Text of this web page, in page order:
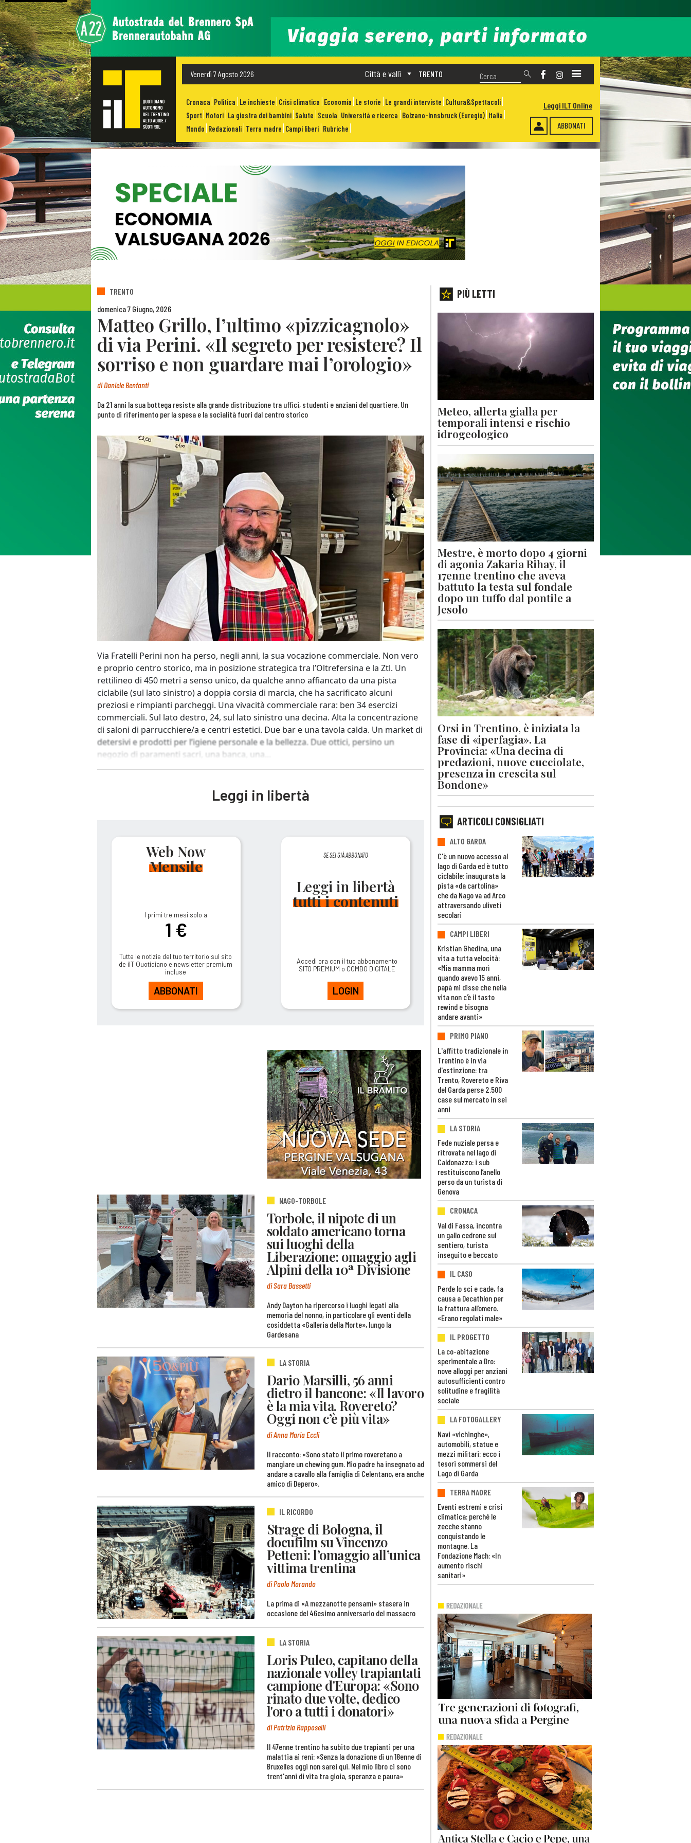
Venerdì 7 Agosto 2026 TRENTO
Città e valli
Cronaca Politica Le inchieste Crisi climatica Economia Le storie Le grandi interviste Cultura&Spettacoli
Sport Motori La giostra dei bambini Salute Scuola Università e ricerca Bolzano-Innsbruck (Euregio) Italia
Mondo Redazionali Terra madre Campi liberi Rubriche ABBONATI
Leggi ILT Online
TRENTO
domenica 7 Giugno, 2026
Matteo Grillo, l’ultimo «pizzicagnolo»
di via Perini. «Il segreto per resistere? Il
sorriso e non guardare mai l’orologio»
diDaniele Benfanti
Da 21 anni la sua bottega resiste alla grande distribuzione tra uffici, studenti e anziani del quartiere. Un
punto di riferimento per la spesa e la socialità fuori dal centro storico
Via Fratelli Perini non ha perso, negli anni, la sua vocazione commerciale. Non vero
e proprio centro storico, ma in posizione strategica tra l’Oltrefersina e la Ztl. Un
rettilineo di 450 metri a senso unico, da qualche anno affiancato da una pista
ciclabile (sul lato sinistro) a doppia corsia di marcia, che ha sacrificato alcuni
preziosi e rimpianti parcheggi. Una vivacità commerciale rara: ben 34 esercizi
commerciali. Sul lato destro, 24, sul lato sinistro una decina. Alta la concentrazione
di saloni di parrucchiere/a e centri estetici. Due bar e una tavola calda. Un market di
detersivi e prodotti per l’igiene personale e la bellezza. Due ottici, persino un
negozio di paramenti sacri, una banca, una...
Leggi in libertà
Web Now
Mensile
I primi tre mesi solo a
1 €
Tutte le notizie del tuo territorio sul sito
de ilT Quotidiano e newsletter premium
incluse
ABBONATI
SE SEI GIÀ ABBONATO
Leggi in libertà
tutti i contenuti
Accedi ora con il tuo abbonamento
SITO PREMIUM o COMBO DIGITALE
LOGIN
NAGO-TORBOLE
Torbole, il nipote di un
soldato americano torna
sui luoghi della
Liberazione: omaggio agli
Alpini della 10ª Divisione
di Sara Bassetti
Andy Dayton ha ripercorso i luoghi legati alla
memoria del nonno, in particolare gli eventi della
cosiddetta «Galleria della Morte», lungo la
Gardesana
LA STORIA
Dario Marsilli, 56 anni
dietro il bancone: «Il lavoro
è la mia vita. Rovereto?
Oggi non c’è più vita»
di Anna Maria Eccli
Il racconto: «Sono stato il primo roveretano a
mangiare un chewing gum. Mio padre ha insegnato ad
andare a cavallo alla famiglia di Celentano, era anche
amico di Depero».
IL RICORDO
Strage di Bologna, il
docufilm su Vincenzo
Petteni: l’omaggio all’unica
vittima trentina
di Paolo Morando
La prima di «A mezzanotte pensami» stasera in
occasione del 46esimo anniversario del massacro
LA STORIA
Loris Puleo, capitano della
nazionale volley trapiantati
campione d'Europa: «Sono
rinato due volte, dedico
l'oro a tutti i donatori»
di Patrizia Rapposelli
Il 47enne trentino ha subito due trapianti per una
malattia ai reni: «Senza la donazione di un 18enne di
Bruxelles oggi non sarei qui. Nel mio libro ci sono
trent'anni di vita tra gioia, speranza e paura»
PIÙ LETTI
Meteo, allerta gialla per
temporali intensi e rischio
idrogeologico
Mestre, è morto dopo 4 giorni
di agonia Zakaria Rihay, il
17enne trentino che aveva
battuto la testa sul fondale
dopo un tuffo dal pontile a
Jesolo
Orsi in Trentino, è iniziata la
fase di «iperfagia». La
Provincia: «Una decina di
predazioni, nuove cucciolate,
presenza in crescita sul
Bondone»
ARTICOLI CONSIGLIATI
ALTO GARDA
C'è un nuovo accesso al
lago di Garda ed è tutto
ciclabile: inaugurata la
pista «da cartolina»
che da Nago va ad Arco
attraversando uliveti
secolari
CAMPI LIBERI
Kristian Ghedina, una
vita a tutta velocità:
«Mia mamma morì
quando avevo 15 anni,
papà mi disse che nella
vita non c’è il tasto
rewind e bisogna
andare avanti»
PRIMO PIANO
L'affitto tradizionale in
Trentino è in via
d'estinzione: tra
Trento, Rovereto e Riva
del Garda perse 2.500
case sul mercato in sei
anni
LA STORIA
Fede nuziale persa e
ritrovata nel lago di
Caldonazzo: i sub
restituiscono l’anello
perso da un turista di
Genova
CRONACA
Val di Fassa, incontra
un gallo cedrone sul
sentiero, turista
inseguito e beccato
IL CASO
Perde lo sci e cade, fa
causa a Decathlon per
la frattura all’omero.
«Erano regolati male»
IL PROGETTO
La co-abitazione
sperimentale a Dro:
nove alloggi per anziani
autosufficienti contro
solitudine e fragilità
sociale
LA FOTOGALLERY
Navi «vichinghe»,
automobili, statue e
mezzi militari: ecco i
tesori sommersi del
Lago di Garda
TERRA MADRE
Eventi estremi e crisi
climatica: perché le
zecche stanno
conquistando le
montagne. La
Fondazione Mach: «In
aumento rischi
sanitari»